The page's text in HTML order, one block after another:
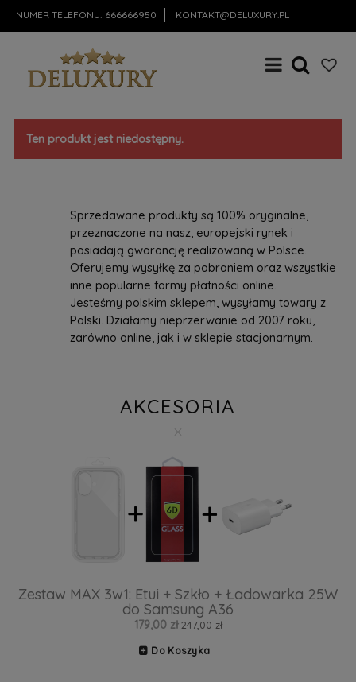
NUMER TELEFONU: 666666950 KONTAKT@DELUXURY.PL
Ten produkt jest niedostępny.
Sprzedawane produkty są 100% oryginalne,
przeznaczone na nasz, europejski rynek i
posiadają gwarancję realizowaną w Polsce.
Oferujemy wysyłkę za pobraniem oraz wszystkie
inne popularne formy płatności online.
Jesteśmy polskim sklepem, wysyłamy towary z
Polski. Działamy nieprzerwanie od 2007 roku,
zarówno online, jak i w sklepie stacjonarnym.
AKCESORIA
Zestaw MAX 3w1: Etui + Szkło + Ładowarka 25W
do Samsung A36
179,00 zł 247,00 zł
Do Koszyka